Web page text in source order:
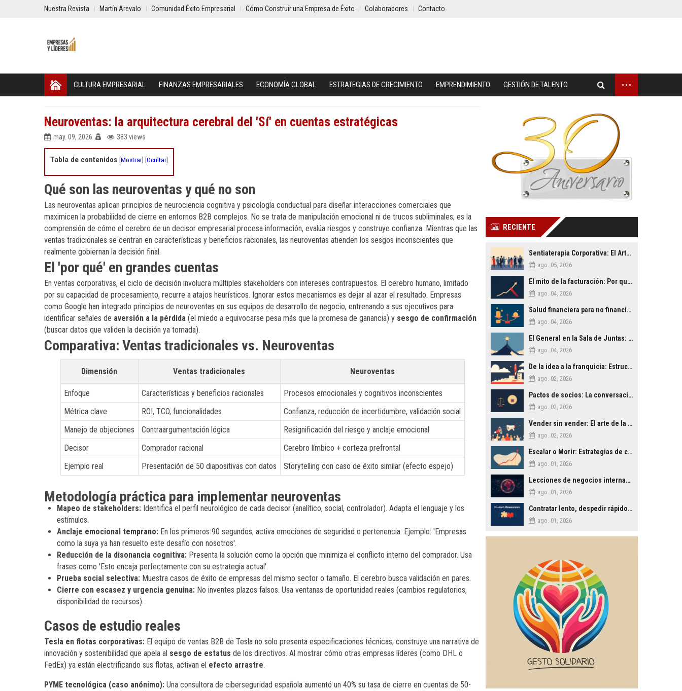
Nuestra Revista Martín Arevalo Comunidad Éxito Empresarial Cómo Construir una Empresa de Éxito Colaboradores Contacto
CULTURA EMPRESARIAL FINANZAS EMPRESARIALES ECONOMÍA GLOBAL ESTRATEGIAS DE CRECIMIENTO EMPRENDIMIENTO GESTIÓN DE TALENTO ...
Neuroventas: la arquitectura cerebral del 'Sí' en cuentas estratégicas
may. 09, 2026 383 views
Tabla de contenidos [Mostrar] [Ocultar]
Qué son las neuroventas y qué no son
Las neuroventas aplican principios de neurociencia cognitiva y psicología conductual para diseñar interacciones comerciales que
maximicen la probabilidad de cierre en entornos B2B complejos. No se trata de manipulación emocional ni de trucos subliminales; es la
comprensión de cómo el cerebro de un decisor empresarial procesa información, evalúa riesgos y construye confianza. Mientras que las
ventas tradicionales se centran en características y beneficios racionales, las neuroventas atienden los sesgos inconscientes que
realmente gobiernan la decisión final.
El 'por qué' en grandes cuentas
En ventas corporativas, el ciclo de decisión involucra múltiples stakeholders con intereses contrapuestos. El cerebro humano, limitado
por su capacidad de procesamiento, recurre a atajos heurísticos. Ignorar estos mecanismos es dejar al azar el resultado. Empresas
como Google han integrado principios de neuroventas en sus equipos de desarrollo de negocio, entrenando a sus ejecutivos para
identificar señales de aversión a la pérdida (el miedo a equivocarse pesa más que la promesa de ganancia) y sesgo de confirmación
(buscar datos que validen la decisión ya tomada).
Comparativa: Ventas tradicionales vs. Neuroventas
Dimensión Ventas tradicionales Neuroventas
Enfoque Características y beneficios racionales
Procesos emocionales y cognitivos inconscientes
Métrica clave
ROI, TCO, funcionalidades
Confianza, reducción de incertidumbre, validación social
Manejo de objeciones
Contraargumentación lógica
Resignificación del riesgo y anclaje emocional
Decisor
Comprador racional
Cerebro límbico + corteza prefrontal
Ejemplo real
Presentación de 50 diapositivas con datos Storytelling con caso de éxito similar (efecto espejo)
Metodología práctica para implementar neuroventas
Mapeo de stakeholders: Identifica el perfil neurológico de cada decisor (analítico, social, controlador). Adapta el lenguaje y los
estímulos.
Anclaje emocional temprano: En los primeros 90 segundos, activa emociones de seguridad o pertenencia. Ejemplo: 'Empresas
como la suya ya han resuelto este desafío con nosotros'.
Reducción de la disonancia cognitiva: Presenta la solución como la opción que minimiza el conflicto interno del comprador. Usa
frases como 'Esto encaja perfectamente con su estrategia actual'.
Prueba social selectiva: Muestra casos de éxito de empresas del mismo sector o tamaño. El cerebro busca validación en pares.
Cierre con escasez y urgencia genuina: No inventes plazos falsos. Usa ventanas de oportunidad reales (cambios regulatorios,
disponibilidad de recursos).
Casos de estudio reales
Tesla en flotas corporativas: El equipo de ventas B2B de Tesla no solo presenta especificaciones técnicas; construye una narrativa de
innovación y sostenibilidad que apela al sesgo de estatus de los directivos. Al mostrar cómo otras empresas líderes (como DHL o
FedEx) ya están electrificando sus flotas, activan el efecto arrastre.
PYME tecnológica (caso anónimo): Una consultora de ciberseguridad española aumentó un 40% su tasa de cierre en cuentas de 50-
RECIENTE
Sentiaterapia Corporativa: El Arte de Decidir con Inteligencia Emocional
ago. 05, 2026
El mito de la facturación: Por qué la rentabilidad es lo único que importa
ago. 04, 2026
Salud financiera para no financieros: Lo que tu contable no te explica
ago. 04, 2026
El General en la Sala de Juntas: Lecciones de Liderazgo Militar para la Empresa Civil
ago. 04, 2026
De la idea a la franquicia: Estructurando un modelo de negocio escalable
ago. 02, 2026
Pactos de socios: La conversación difícil que salva empresas
ago. 02, 2026
Vender sin vender: El arte de la persuasión ética en los negocios
ago. 02, 2026
Escalar o Morir: Estrategias de crecimiento agresivo para PYMES
ago. 01, 2026
Lecciones de negocios internacionales: Experiencias en Rusia, EE.UU. y España
ago. 01, 2026
Contratar lento, despedir rápido: La gestión de talento sin emociones tóxicas
ago. 01, 2026